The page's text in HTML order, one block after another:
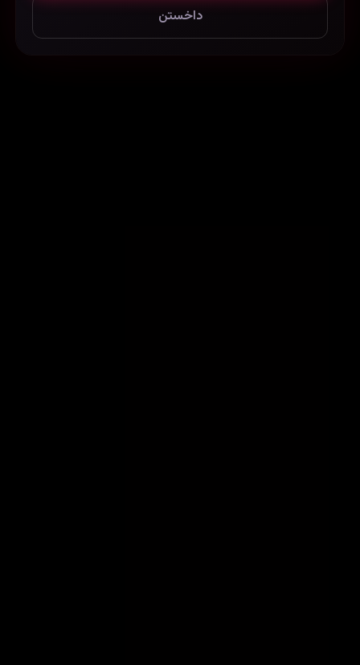
داخستن